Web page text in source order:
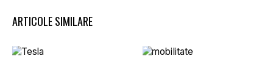
ARTICOLE SIMILARE